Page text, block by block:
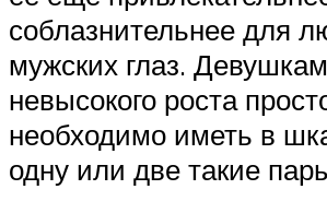
соблазнительнее для
мужских глаз. Девушкам
невысокого роста
необходимо иметь в
одну или две такие